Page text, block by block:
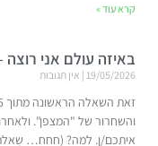
קרא עוד »
באיזה עולם אני רוצה
19/05/2026 אין תגובות
והשחרור של "המצפן".
איתכם/ן. למה? (חחח…